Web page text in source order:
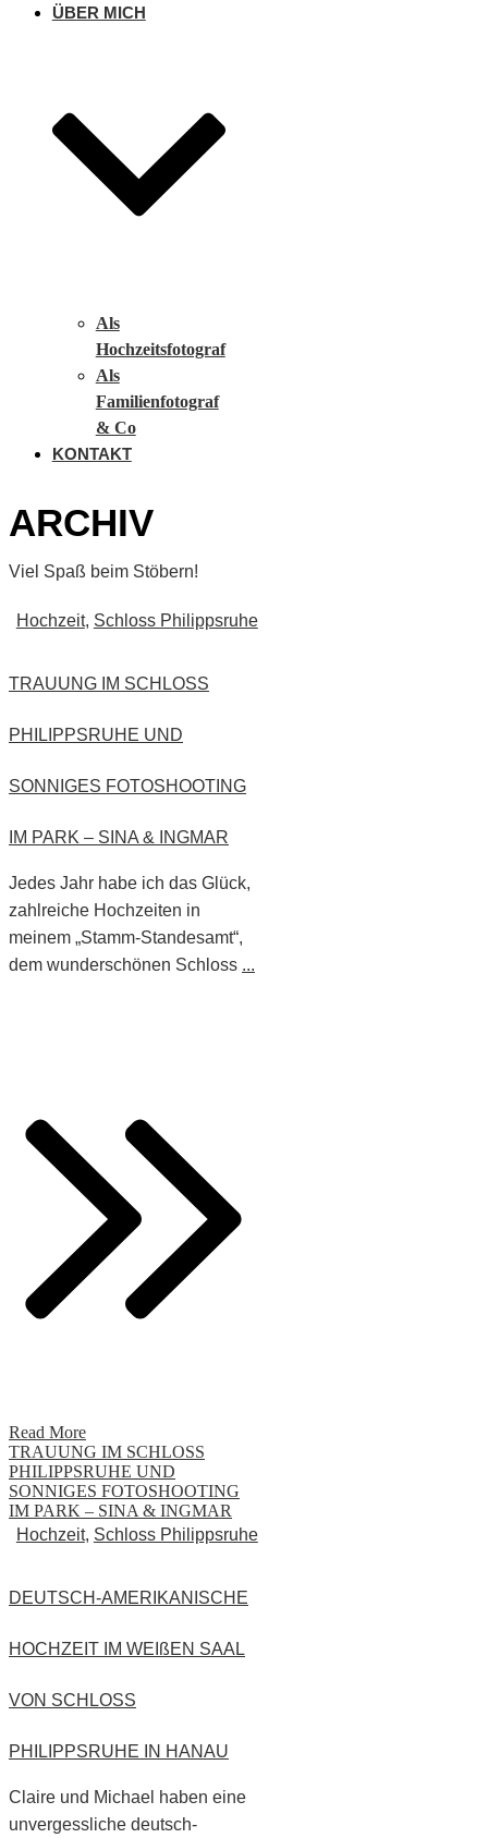
ÜBER MICH
Als
Hochzeitsfotograf
Als
Familienfotograf
& Co
KONTAKT
ARCHIV
Viel Spaß beim Stöbern!
Hochzeit, Schloss Philippsruhe
TRAUUNG IM SCHLOSS
PHILIPPSRUHE UND
SONNIGES FOTOSHOOTING
IM PARK – SINA & INGMAR
Jedes Jahr habe ich das Glück,
zahlreiche Hochzeiten in
meinem „Stamm-Standesamt“,
dem wunderschönen Schloss ...
Read More
TRAUUNG IM SCHLOSS
PHILIPPSRUHE UND
SONNIGES FOTOSHOOTING
IM PARK – SINA & INGMAR
Hochzeit, Schloss Philippsruhe
DEUTSCH-AMERIKANISCHE
HOCHZEIT IM WEIßEN SAAL
VON SCHLOSS
PHILIPPSRUHE IN HANAU
Claire und Michael haben eine
unvergessliche deutsch-